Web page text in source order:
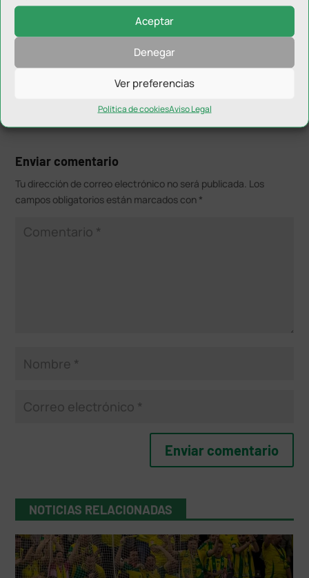
Aceptar
Denegar
Ver preferencias
Política de cookiesAviso Legal
Enviar comentario
Tu dirección de correo electrónico no será publicada. Los
campos obligatorios están marcados con *
NOTICIAS RELACIONADAS